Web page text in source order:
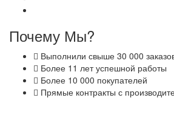
Почему Мы?
Выполнили свыше 30 000
Более 11 лет успешной работы
Более 10 000 покупателей
Прямые контракты с